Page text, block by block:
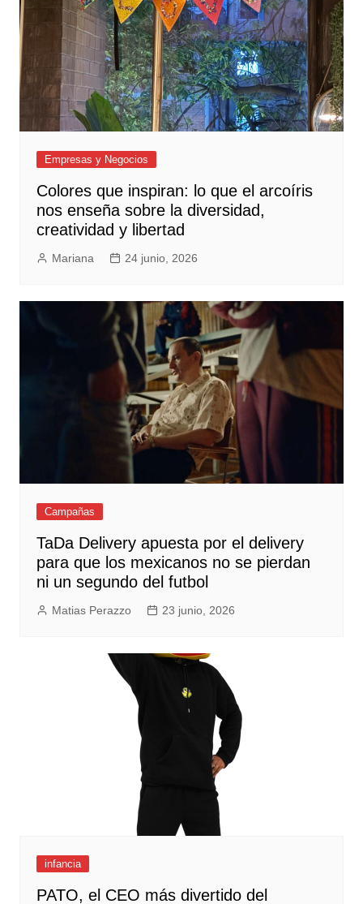
Empresas y Negocios
Colores que inspiran: lo que el arcoíris
nos enseña sobre la diversidad,
creatividad y libertad
Mariana 24 junio, 2026
Campañas
TaDa Delivery apuesta por el delivery
para que los mexicanos no se pierdan
ni un segundo del futbol
Matias Perazzo 23 junio, 2026
infancia
PATO, el CEO más divertido del